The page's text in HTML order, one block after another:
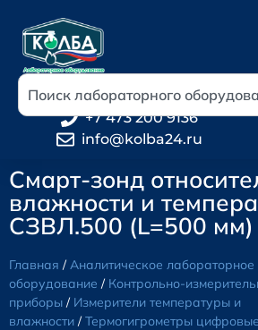
+7 473 200 9136
info@kolba24.ru
Смарт-зонд
влажности и
СЗВЛ.500 (L=500 мм)
Главная /Аналитическое лабораторное
оборудование / Контрольно-
приборы / Измерители температуры и
влажности /Термогигрометры цифровые